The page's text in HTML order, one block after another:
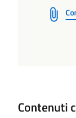
Contenuti